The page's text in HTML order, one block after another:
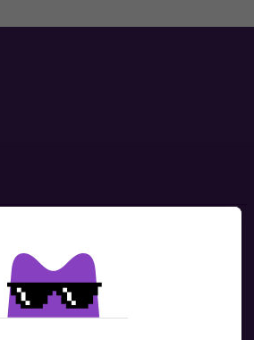
Skontaktuj się z nami